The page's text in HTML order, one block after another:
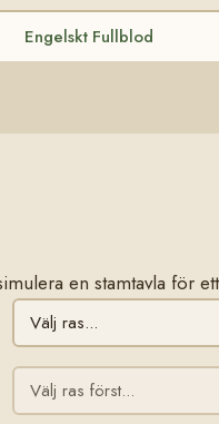
Engelskt Fullblod
en stamtavla för